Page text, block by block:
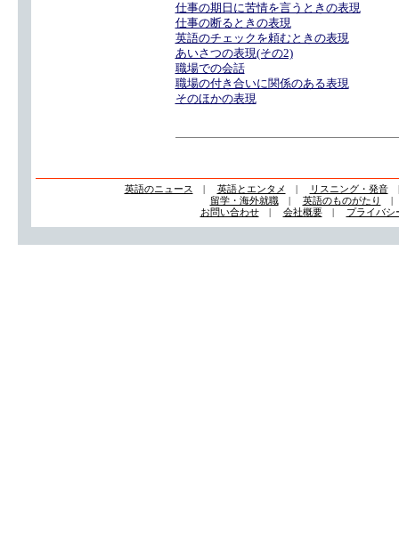
仕事の期日に苦情を言うときの表現
仕事の断るときの表現
英語のチェックを頼むときの表現
あいさつの表現(その2)
職場での会話
職場の付き合いに関係のある表現
そのほかの表現
英語のニュース | 英語とエンタメ | リスニング・発音
留学・海外就職| 英語のものがたり
お問い合わせ| 会社概要| プライバシ